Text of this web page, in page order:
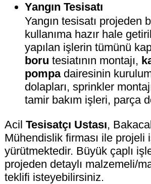
Yangın Tesisatı
Yangın tesisatı projeden
kullanıma hazır hale
yapılan işlerin tümünü
boru tesiatının montajı,
pompadairesinin
dolapları, sprinkler
tamir bakım işleri, parça
AcilTesisatçı Ustası,
Mühendislik firması ile projeli
yürütmektedir. Büyük çaplı
projeden detaylı malzemeli/
teklifi isteyebilirsiniz.